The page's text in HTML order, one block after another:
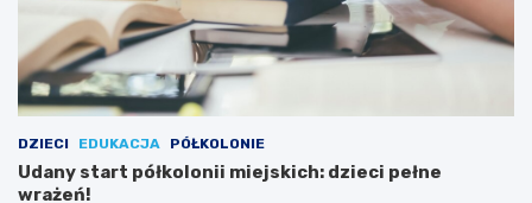
DZIECI EDUKACJA PÓŁKOLONIE
Udany start półkolonii miejskich: dzieci pełne
wrażeń!